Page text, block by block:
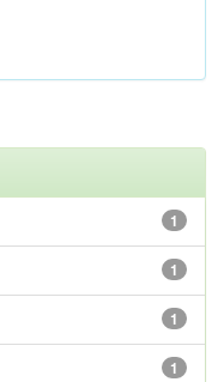
1
1
1
1